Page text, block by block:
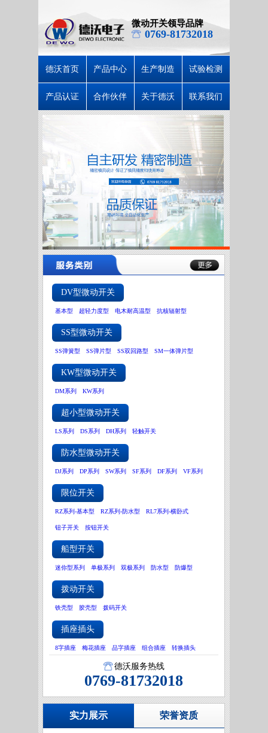
微动开关领导品牌
0769-81732018
德沃首页 产品中心 生产制造 试验检测
产品认证 合作伙伴 关于德沃 联系我们
DV型微动开关
基本型 超轻力度型 电木耐高温型 抗核辐射型
SS型微动开关
SS弹簧型 SS弹片型 SS双回路型 SM一体弹片型
KW型微动开关
DM系列 KW系列
超小型微动开关
LS系列 DS系列 DH系列 轻触开关
防水型微动开关
DJ系列 DP系列 SW系列 SF系列 DF系列 VF系列
限位开关
RZ系列-基本型 RZ系列-防水型 RL7系列-横卧式
钮子开关 按钮开关
船型开关
迷你型系列 单极系列 双极系列 防水型 防爆型
拨动开关
铁壳型 胶壳型 拨码开关
插座插头
8字插座 梅花插座 品字插座 组合插座 转换插头
德沃服务热线
0769-81732018
实力展示 荣誉资质